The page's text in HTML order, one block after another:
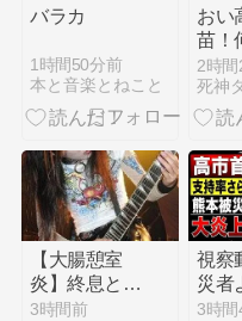
な防衛省にい
無駄よ
バラカ
1時間50分前
本と音楽とねこと
おい
苗！
ナエ
いな
八百
て！
長野
が！
ケー
まし
2時
【大腸憩室
炎】終息と今
回得た教訓か
3時間前
視察
災者
市に
3時